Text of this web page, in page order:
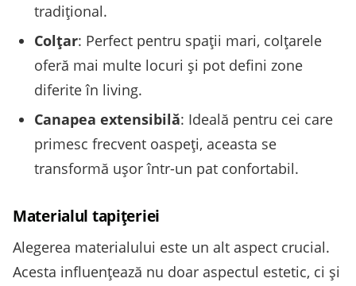
tradițional.
Colțar: Perfect pentru spații mari, colțarele
oferă mai multe locuri și pot defini zone
diferite în living.
Canapea extensibilă: Ideală pentru cei care
primesc frecvent oaspeți, aceasta se
transformă ușor într-un pat confortabil.
Materialul tapițeriei
Alegerea materialului este un alt aspect crucial.
Acesta influențează nu doar aspectul estetic, ci și